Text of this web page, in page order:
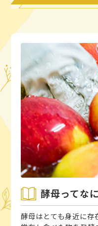
酵母ってな
酵母はとても身近に存